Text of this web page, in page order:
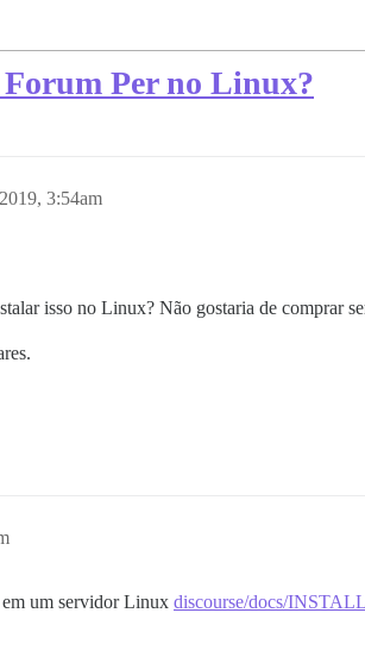
Per no Linux?
3:54am
isso no Linux? Não gostaria de comprar
em um servidor Linux discourse/docs/